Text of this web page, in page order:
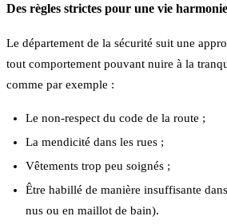
Des règles strictes pour une vie
Le département de la sécurité suit une
tout comportement pouvant nuire à la
comme par exemple :
Le non-respect du code de la route ;
La mendicité dans les rues ;
Vêtements trop peu soignés ;
Être habillé de manière insuffisante
nus ou en maillot de bain).